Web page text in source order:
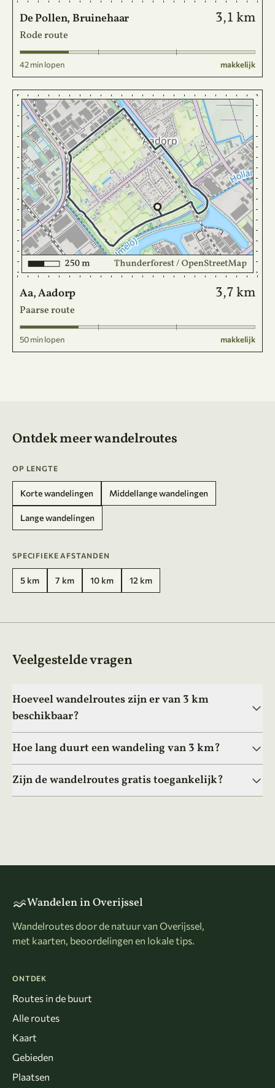
De Pollen, Bruinehaar 3,1 km
Rode route
42 min lopen makkelijk
Aa, Aadorp 3,7 km
Paarse route
50 min lopen makkelijk
Ontdek meer wandelroutes
OP LENGTE
Korte wandelingen Middellange wandelingen
Lange wandelingen
SPECIFIEKE AFSTANDEN
5 km 7 km 10 km 12 km
Veelgestelde vragen
Hoeveel wandelroutes zijn er van 3 km
beschikbaar?
Hoe lang duurt een wandeling van 3 km?
Zijn de wandelroutes gratis toegankelijk?
Wandelen in Overijssel
Wandelroutes door de natuur van Overijssel,
met kaarten, beoordelingen en lokale tips.
ONTDEK
Routes in de buurt
Alle routes
Kaart
Gebieden
Plaatsen